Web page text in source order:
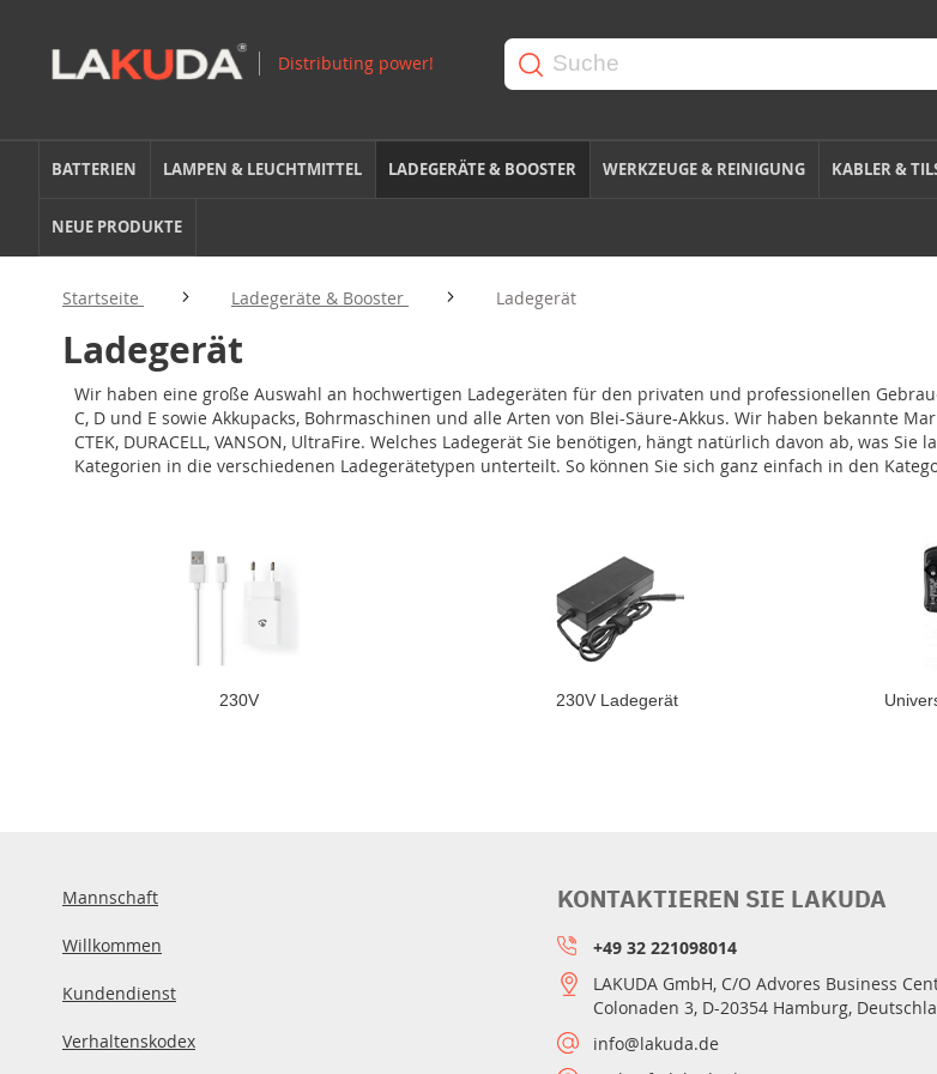
BATTERIEN LAMPEN & LEUCHTMITTEL LADEGERÄTE & BOOSTER WERKZEUGE & REINIGUNG KABLER &
NEUE PRODUKTE
Startseite Ladegeräte & Booster Ladegerät
Ladegerät
Wir haben eine große Auswahl an hochwertigen Ladegeräten für den privaten und professionellen
C, D und E sowie Akkupacks, Bohrmaschinen und alle Arten von Blei-Säure-Akkus. Wir haben bekannte
CTEK, DURACELL, VANSON, UltraFire. Welches Ladegerät Sie benötigen, hängt natürlich davon ab, was
Kategorien in die verschiedenen Ladegerätetypen unterteilt. So können Sie sich ganz einfach in den
230V 230V Ladegerät
Mannschaft
Willkommen
Kundendienst
Verhaltenskodex
KONTAKTIEREN SIE LAKUDA
+49 32 221098014
LAKUDA GmbH, C/O Advores Business
Colonaden 3, D-20354 Hamburg,
info@lakuda.de